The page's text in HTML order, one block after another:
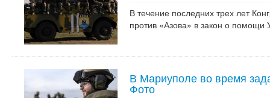
В течение последних трех лет
против «Азова» в закон о помощи
В Мариуполе во время
Фото